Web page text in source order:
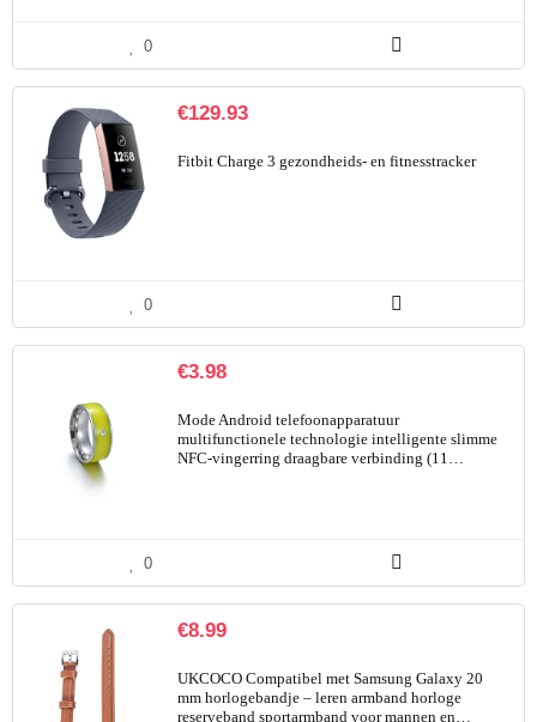
0
€129.93
Fitbit Charge 3 gezondheids- en fitnesstracker
0
€3.98
Mode Android telefoonapparatuur
multifunctionele technologie intelligente slimme
NFC-vingerring draagbare verbinding (11…
0
€8.99
UKCOCO Compatibel met Samsung Galaxy 20
mm horlogebandje – leren armband horloge
reserveband sportarmband voor mannen en…